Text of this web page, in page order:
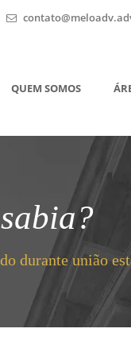
QUEM SOMOS
durante união